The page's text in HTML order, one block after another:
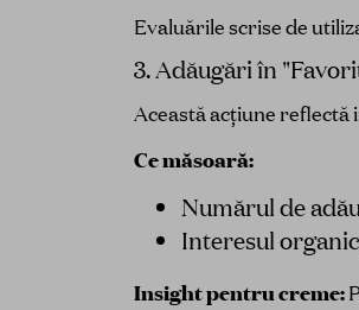
Evaluările scrise de
3. Adăugări în
Această acțiune
Ce măsoară:
Numărul de
Interesul
Insight pentru creme: